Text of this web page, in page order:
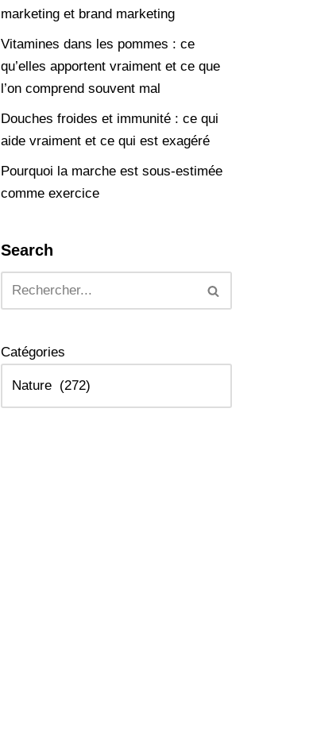
marketing et brand marketing
Vitamines dans les pommes : ce
qu’elles apportent vraiment et ce que
l’on comprend souvent mal
Douches froides et immunité : ce qui
aide vraiment et ce qui est exagéré
Pourquoi la marche est sous-estimée
comme exercice
Search
Catégories